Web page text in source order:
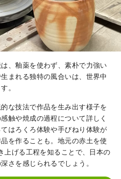
、釉薬を使わず、素朴で力強い
まれる独特の風合いは、世界中
。
な技法で作品を生み出す様子を
触や焼成の過程について詳しく
はろくろ体験や手びねり体験が
を作ることも。地元の赤土を使
上げる工程を知ることで、日本の
さを感じられるでしょう。